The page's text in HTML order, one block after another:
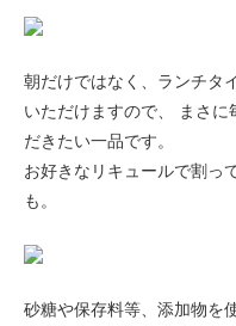
朝だけではなく、ランチタ
いただけますので、 まさ
だきたい一品です。
お好きなリキュールで割っ
も。
砂糖や保存料等、添加物を